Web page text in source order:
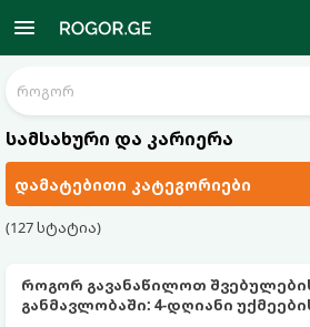
სამსახური და კარიერა
დამატებითი კატეგორიები
(127 სტატია)
როგორ გავანაწილოთ
განმავლობაში: 4-დღიანი